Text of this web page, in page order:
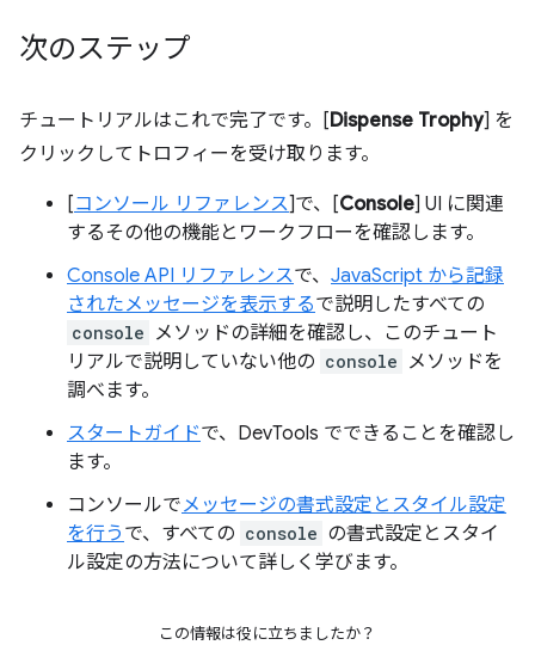
次のステップ
チュートリアルはこれで完了です。[Dispense Trophy] を
クリックしてトロフィーを受け取ります。
[コンソール リファレンス]で、[Console] UI に関連
するその他の機能とワークフローを確認します。
Console API リファレンスで、 JavaScript から記録
されたメッセージを表示するで説明したすべての
console メソッドの詳細を確認し、このチュート
リアルで説明していない他の console メソッドを
調べます。
スタートガイドで、DevTools でできることを確認し
ます。
コンソールでメッセージの書式設定とスタイル設定
を行う で、すべての console の書式設定とスタイ
ル設定の方法について詳しく学びます。
この情報は役に立ちましたか？